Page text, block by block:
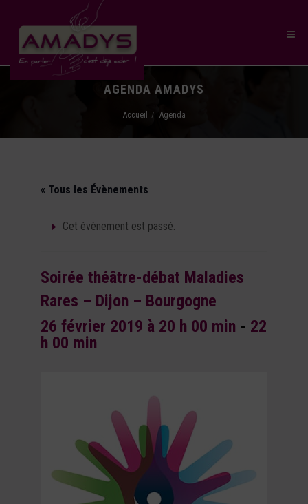
AGENDA AMADYS
Accueil Agenda
« Tous les Évènements
Cet évènement est passé.
Soirée théâtre-débat Maladies
Rares – Dijon – Bourgogne
26 février 2019 à 20 h 00 min - 22
h 00 min